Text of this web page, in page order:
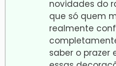
novidades do
que só quem
realmente
saber o prazer